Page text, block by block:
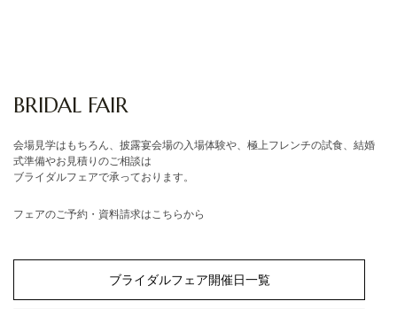
BRIDAL FAIR
会場見学はもちろん、披露宴会場の入場体験や、極上フレンチの試食、結婚
式準備やお見積りのご相談は
ブライダルフェアで承っております。
フェアのご予約・資料請求はこちらから
ブライダルフェア開催日一覧